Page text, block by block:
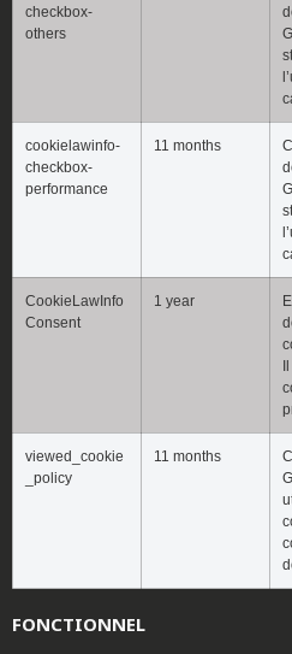
checkbox-
others
cookielawinfo-
checkbox-
performance
11 months
CookieLawInfo
Consent
1 year
viewed_cookie
_policy
11 months
FONCTIONNEL